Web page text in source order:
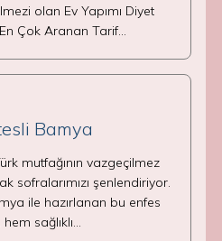
olan Ev Yapımı Diyet
Çok Aranan Tarif…
Bamya
mutfağının vazgeçilmez
sofralarımızı şenlendiriyor.
ile hazırlanan bu enfes
sağlıklı…